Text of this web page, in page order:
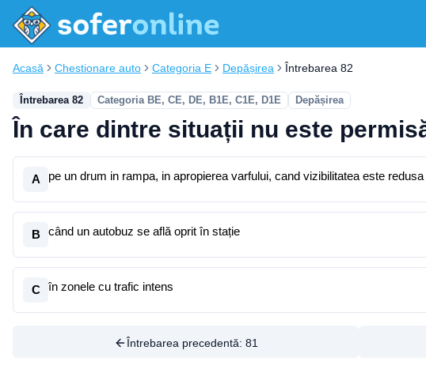
Acasă Chestionare auto Categoria E Depășirea Întrebarea 82
Întrebarea 82 Categoria BE, CE, DE, B1E, C1E, D1E Depășirea
În care dintre situații nu este
A pe un drum in rampa, in apropierea varfului, cand vizibilitatea este
B când un autobuz se află oprit în stație
C în zonele cu trafic intens
Întrebarea precedentă: 81